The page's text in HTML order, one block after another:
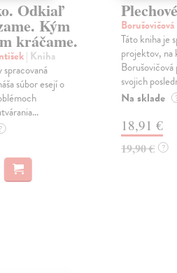
Odkiaľ
Kým
kráčame.
| Kniha
súbor esejí o
?
Borušovičová
Táto kniha je
projektov,
Borušovičová
svojich
Na sklade
18,91 €
19,90 € ?